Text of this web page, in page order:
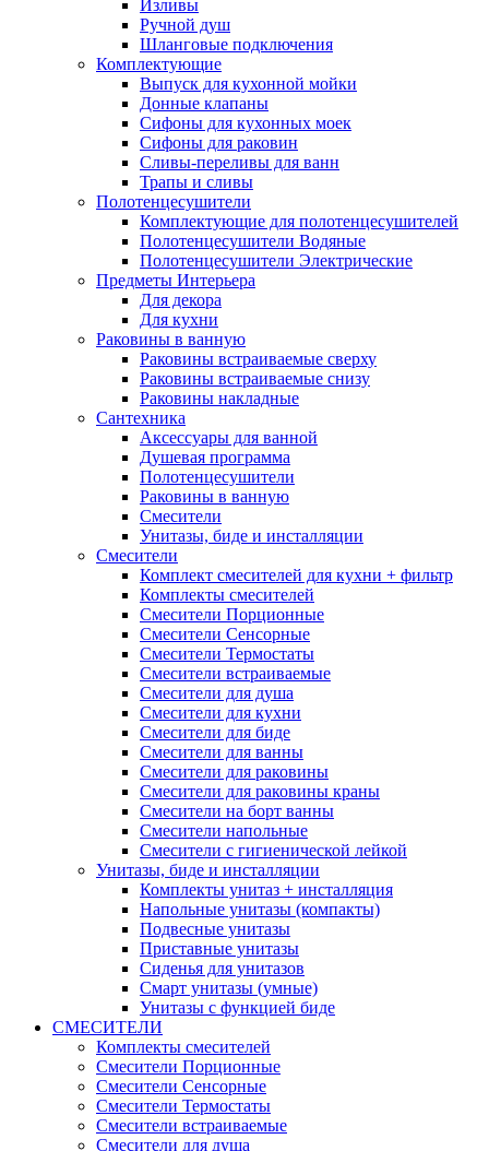
Изливы
Ручной душ
Шланговые подключения
Комплектующие
Выпуск для кухонной мойки
Донные клапаны
Сифоны для кухонных моек
Сифоны для раковин
Сливы-переливы для ванн
Трапы и сливы
Полотенцесушители
Комплектующие для полотенцесушителей
Полотенцесушители Водяные
Полотенцесушители Электрические
Предметы Интерьера
Для декора
Для кухни
Раковины в ванную
Раковины встраиваемые сверху
Раковины встраиваемые снизу
Раковины накладные
Сантехника
Аксессуары для ванной
Душевая программа
Полотенцесушители
Раковины в ванную
Смесители
Унитазы, биде и инсталляции
Смесители
Комплект смесителей для кухни + фильтр
Комплекты смесителей
Смесители Порционные
Смесители Сенсорные
Смесители Термостаты
Смесители встраиваемые
Смесители для душа
Смесители для кухни
Смесители для биде
Смесители для ванны
Смесители для раковины
Смесители для раковины краны
Смесители на борт ванны
Смесители напольные
Смесители с гигиенической лейкой
Унитазы, биде и инсталляции
Комплекты унитаз + инсталляция
Напольные унитазы (компакты)
Подвесные унитазы
Приставные унитазы
Сиденья для унитазов
Смарт унитазы (умные)
Унитазы с функцией биде
СМЕСИТЕЛИ
Комплекты смесителей
Смесители Порционные
Смесители Сенсорные
Смесители Термостаты
Смесители встраиваемые
Смесители для душа